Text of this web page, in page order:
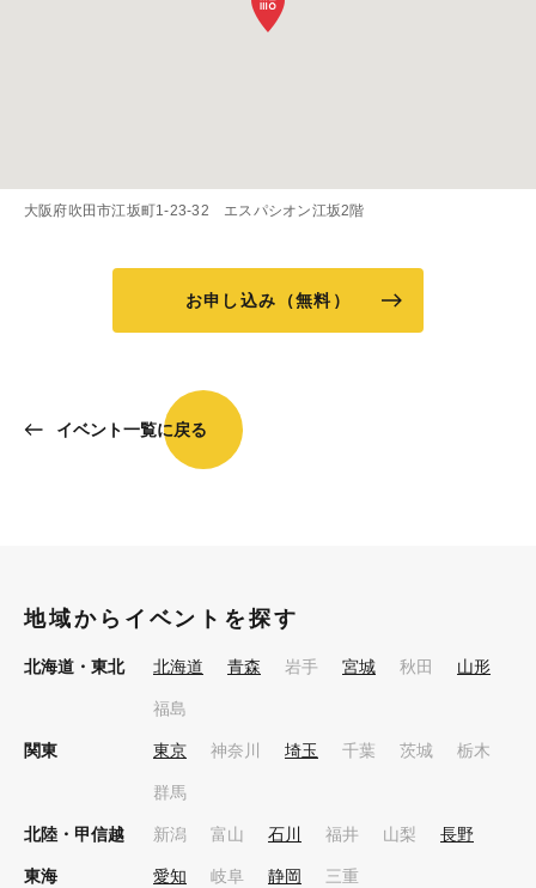
大阪府吹田市江坂町1-23-32 エスパシオン江坂2階
お申し込み（無料）
イベント一覧に戻る
地域からイベントを探す
北海道・東北 北海道 青森 岩手 宮城 秋田 山形
福島
関東 東京 神奈川 埼玉 千葉 茨城 栃木
群馬
北陸・甲信越 新潟 富山 石川 福井 山梨 長野
東海 愛知 岐阜 静岡 三重